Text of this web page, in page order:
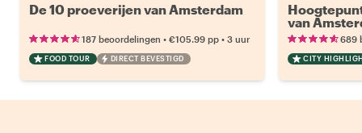
De 10 proeverijen van Amsterdam
187 beoordelingen • €105.99 pp • 3 uur
FOOD TOUR DIRECT BEVESTIGD
van
689
CITY